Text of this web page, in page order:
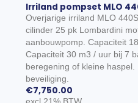
Irriland pompset MLO
Overjarige irriland MLO 440S pompset
cilinder 25 pk Lombardini
aanbouwpomp. Capaciteit 18 m3 /uur bij 8.2 bar
Capaciteit 30 m3 / uur bij 7 bar Geschikt voor
beregening of kleine haspel. Met Perskant , Zuigkant en
beveiliging.
€7,750.00
AAN WINKELWAGEN